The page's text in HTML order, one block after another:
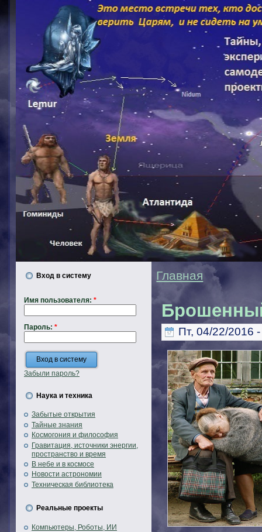
Вход в систему
Имя пользователя: *
Пароль: *
Забыли пароль?
Наука и техника
Забытые открытия
Тайные знания
Космогония и философия
Гравитация, источники энергии,
пространство и время
В небе и в космосе
Новости астрономии
Техническая библиотека
Реальные проекты
Компьютеры, Роботы, ИИ
Главная
Пт, 04/22/2016